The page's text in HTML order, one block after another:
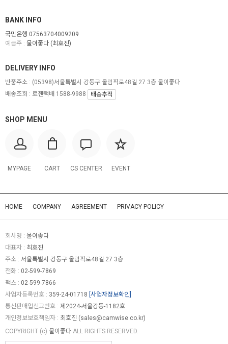
BANK INFO
국민은행 07563704009209
예금주 : 물이좋다 (최호진)
SHOP MENU
MYPAGE CART CS CENTER EVENT
DELIVERY INFO
반품주소 : (05398)서울특별시 강동구 올림픽로48길 27 3층 물이좋다
배송조회 : 로젠택배 1588-9988
배송추적
HOME COMPANY AGREEMENT PRIVACY POLICY
회사명 : 물이좋다
대표자 : 최호진
주소 : 서울특별시 강동구 올림픽로48길 27 3층
전화 : 02-599-7869
팩스 : 02-599-7866
사업자등록번호 : 359-24-01718 [사업자정보확인]
통신판매업신고번호 : 제2024-서울강동-1182호
개인정보보호책임자 : 최호진 (sales@camwise.co.kr)
COPYRIGHT (c) 물이좋다 ALL RIGHTS RESERVED.